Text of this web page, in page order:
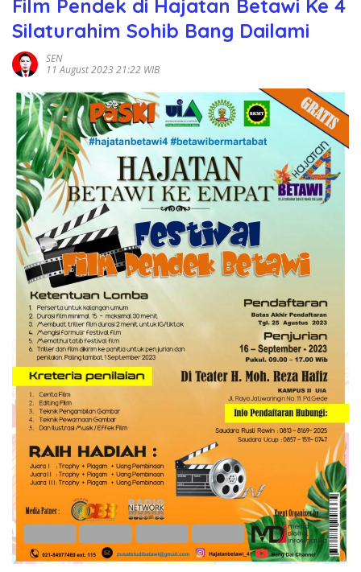
Film Pendek di Hajatan Betawi Ke 4
Silaturahim Sohib Bang Dailami
SEN
11 August 2023 21:22 WIB